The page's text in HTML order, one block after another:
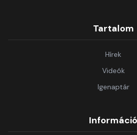
Tartalom
Hírek
Videók
Igenaptár
Információ